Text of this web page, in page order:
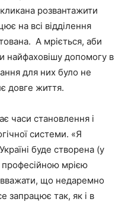
розвантажити
на всі відділення
А мріється, аби
найфаховішу допомогу в
для них було не
довге життя.
часи становлення і
системи. «Я
буде створена (у
професійною мрією
вважати, що недаремно
запрацює так, як і в